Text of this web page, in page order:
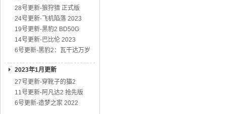
28号更新-狼狩猎 正式版
24号更新-飞机陷落 2023
19号更新-黑豹2 BD50G
14号更新-巴比伦 2023
6号更新-黑豹2：瓦干达万岁
2023年1月更新
27号更新-穿靴子的猫2
11号更新-阿凡达2 抢先版
6号更新-造梦之家 2022